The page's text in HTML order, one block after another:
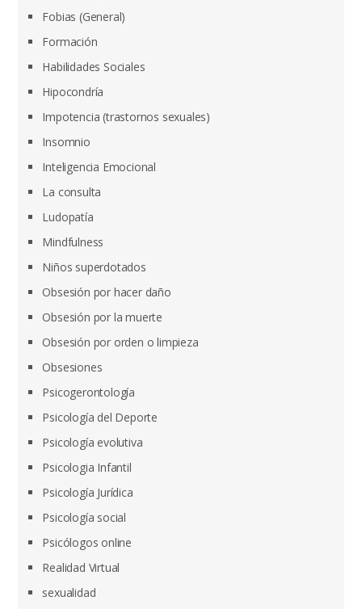
Fobias (General)
Formación
Habilidades Sociales
Hipocondría
Impotencia (trastornos sexuales)
Insomnio
Inteligencia Emocional
La consulta
Ludopatía
Mindfulness
Niños superdotados
Obsesión por hacer daño
Obsesión por la muerte
Obsesión por orden o limpieza
Obsesiones
Psicogerontología
Psicología del Deporte
Psicología evolutiva
Psicologia Infantil
Psicología Jurídica
Psicología social
Psicólogos online
Realidad Virtual
sexualidad